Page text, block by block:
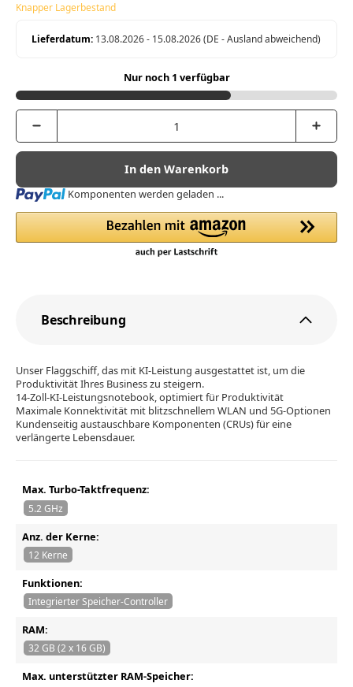
Knapper Lagerbestand
Lieferdatum: 13.08.2026 - 15.08.2026(DE - Ausland abweichend)
Nur noch 1 verfügbar
In den Warenkorb
Loading... Komponenten werden geladen ...
Beschreibung
Unser Flaggschiff, das mit KI-Leistung ausgestattet ist, um die
Produktivität Ihres Business zu steigern.
14-Zoll-KI-Leistungsnotebook, optimiert für Produktivität
Maximale Konnektivität mit blitzschnellem WLAN und 5G-Optionen
Kundenseitig austauschbare Komponenten (CRUs) für eine
verlängerte Lebensdauer.
Max. Turbo-Taktfrequenz:
5.2 GHz
Anz. der Kerne:
12 Kerne
Funktionen:
Integrierter Speicher-Controller
RAM:
32 GB (2 x 16 GB)
Max. unterstützter RAM-Speicher: